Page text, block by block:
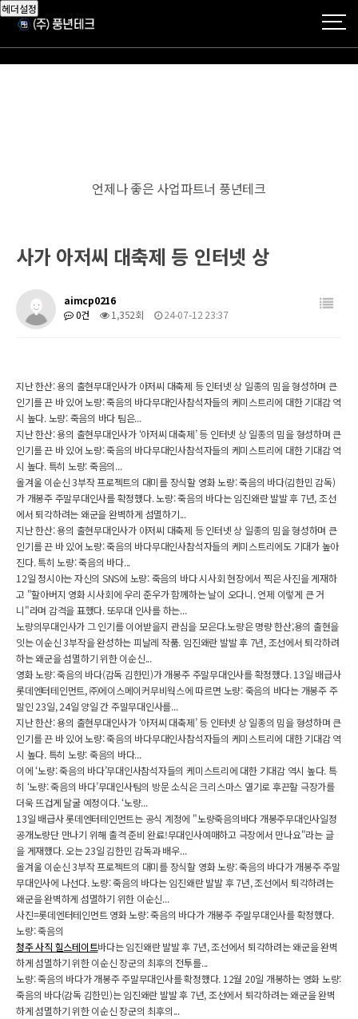
헤더설정
언제나 좋은 사업파트너 풍년테크
사가 아저씨 대축제 등 인터넷 상
aimcp0216
0건
1,352회 24-07-12 23:37
지난 한산: 용의 출현무대인사가 아저씨 대축제 등 인터넷 상 일종의 밈을 형성하며 큰
인기를 끈 바 있어 노량: 죽음의 바다무대인사참석자들의 케미스트리에 대한 기대감 역
시 높다. 노량: 죽음의 바다 팀은...
지난 한산: 용의 출현무대인사가 ‘아저씨 대축제’ 등 인터넷 상 일종의 밈을 형성하며 큰
인기를 끈 바 있어 노량: 죽음의 바다무대인사참석자들의 케미스트리에 대한 기대감 역
시 높다. 특히 노량: 죽음의...
올겨울 이순신 3부작 프로젝트의 대미를 장식할 영화 노량: 죽음의 바다(김한민 감독)
가 개봉주 주말무대인사를 확정했다. 노량: 죽음의 바다는 임진왜란 발발 후 7년, 조선
에서 퇴각하려는 왜군을 완벽하게 섬멸하기...
지난 한산: 용의 출현무대인사가 아저씨 대축제 등 인터넷 상 일종의 밈을 형성하며 큰
인기를 끈 바 있어 노량: 죽음의 바다무대인사참석자들의 케미스트리에도 기대가 높아
진다. 특히 노량: 죽음의 바다...
12일 정시아는 자신의 SNS에 노량: 죽음의 바다 시사회 현장에서 찍은 사진을 게재하
고 "할아버지 영화 시사회에 우리 준우가 함께하는 날이 오다니. 언제 이렇게 큰 거
니"라며 감격을 표했다. 또무대 인사를 하는...
노량의무대인사가 그 인기를 이어받을지 관심을 모은다.노량은 명량 한산;용의 출현을
잇는 이순신 3부작을 완성하는 피날레 작품. 임진왜란 발발 후 7년, 조선에서 퇴각하려
하는 왜군을 섬멸하기 위한 이순신...
영화 노량: 죽음의 바다(감독 김한민)가 개봉주 주말무대인사를 확정했다. 13일 배급사
롯데엔터테인먼트, ㈜에이스메이커무비웍스에 따르면 노량: 죽음의 바다는 개봉주 주
말인 23일, 24일 양일 간 주말무대인사를...
지난 한산: 용의 출현무대인사가 ‘아저씨 대축제’ 등 인터넷 상 일종의 밈을 형성하며 큰
인기를 끈 바 있어 노량: 죽음의 바다무대인사참석자들의 케미스트리에 대한 기대감 역
시 높다. 특히 노량: 죽음의 바다...
이에 ‘노량: 죽음의 바다’무대인사참석자들의 케미스트리에 대한 기대감 역시 높다. 특
히 ‘노량: 죽음의 바다’무대인사팀의 방문 소식은 크리스마스 열기로 후끈할 극장가를
더욱 뜨겁게 달굴 예정이다. ‘노량...
13일 배급사 롯데엔터테인먼트는 공식 계정에 "노량죽음의바다 개봉주무대인사일정
공개노량단 만나기 위해 출격 준비 완료!무대인사예매하고 극장에서 만나요"라는 글
을 게재했다. 오는 23일 김한민 감독과 배우...
올겨울 이순신 3부작 프로젝트의 대미를 장식할 영화 노량: 죽음의 바다가 개봉주 주말
무대인사에 나선다. 노량: 죽음의 바다는 임진왜란 발발 후 7년, 조선에서 퇴각하려는
왜군을 완벽하게 섬멸하기 위한 이순신...
사진=롯데엔터테인먼트 영화 노량: 죽음의 바다가 개봉주 주말무대인사를 확정했다.
노량: 죽음의
청주 사직 힐스테이트바다는 임진왜란 발발 후 7년, 조선에서 퇴각하려는 왜군을 완벽
하게 섬멸하기 위한 이순신 장군의 최후의 전투를...
노량: 죽음의 바다가 개봉주 주말무대인사를 확정했다. 12월 20일 개봉하는 영화 노량:
죽음의 바다(감독 김한민)는 임진왜란 발발 후 7년, 조선에서 퇴각하려는 왜군을 완벽
하게 섬멸하기 위한 이순신 장군의 최후의...